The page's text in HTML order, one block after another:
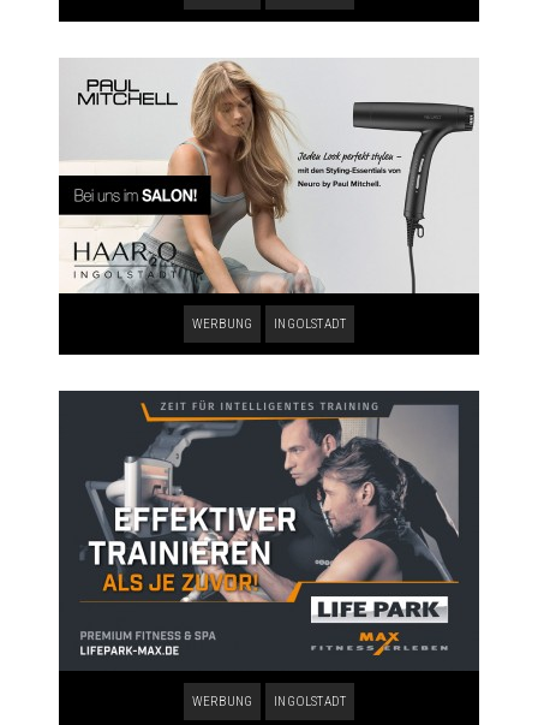
WERBUNG INGOLSTADT
WERBUNG INGOLSTADT